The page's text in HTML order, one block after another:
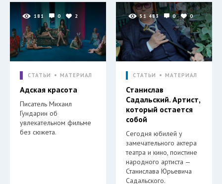
181 0 2
СТАТЬИ МАТЕРИАЛ
Адская красота
Писатель Михаил
Гундарин об
увлекательном фильме
без сюжета.
51 483 0 0
СТАТЬИ МАТЕРИАЛ
Станислав
Садальский. Артист,
который остается
собой
Сегодня юбилей у
замечательного актера
театра и кино, поистине
народного артиста —
Станислава Юрьевича
Садальского.